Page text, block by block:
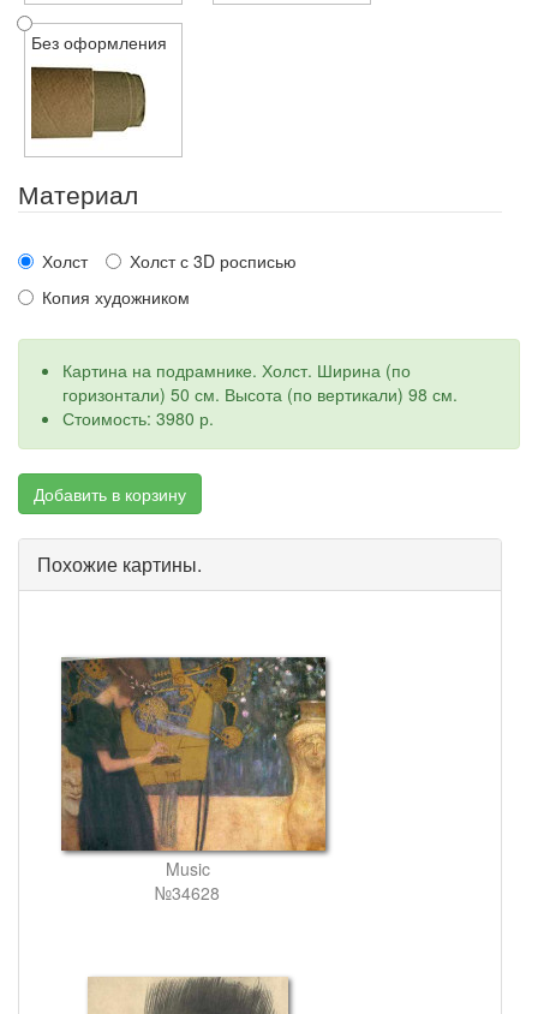
Без оформления
Материал
Холст
Холст с 3D росписью
Копия художником
Картина на подрамнике. Холст. Ширина (по
горизонтали) 50 см. Высота (по вертикали) 98 см.
Стоимость: 3980 р.
Добавить в корзину
Похожие картины.
Music
№34628